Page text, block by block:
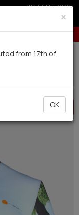
GR|EN|SRB
orders over 50€
UPS
HOT
OFFER
×
from 17th of
OK